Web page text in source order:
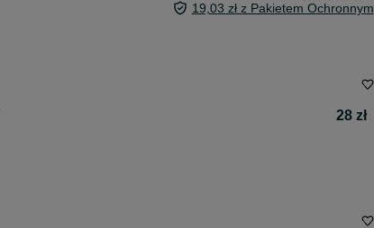
19,03 zł z Pakietem Ochronnym
28 zł